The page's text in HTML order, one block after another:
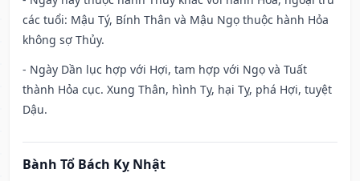
các tuổi: Mậu Tý, Bính Thân và Mậu Ngọ thuộc hành Hỏa
không sợ Thủy.
- Ngày Dần lục hợp với Hợi, tam hợp với Ngọ và Tuất
thành Hỏa cục. Xung Thân, hình Tỵ, hại Tỵ, phá Hợi, tuyệt
Dậu.
Bành Tổ Bách Kỵ Nhật